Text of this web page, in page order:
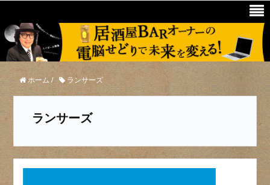
ホーム / ランサーズ
ランサーズ